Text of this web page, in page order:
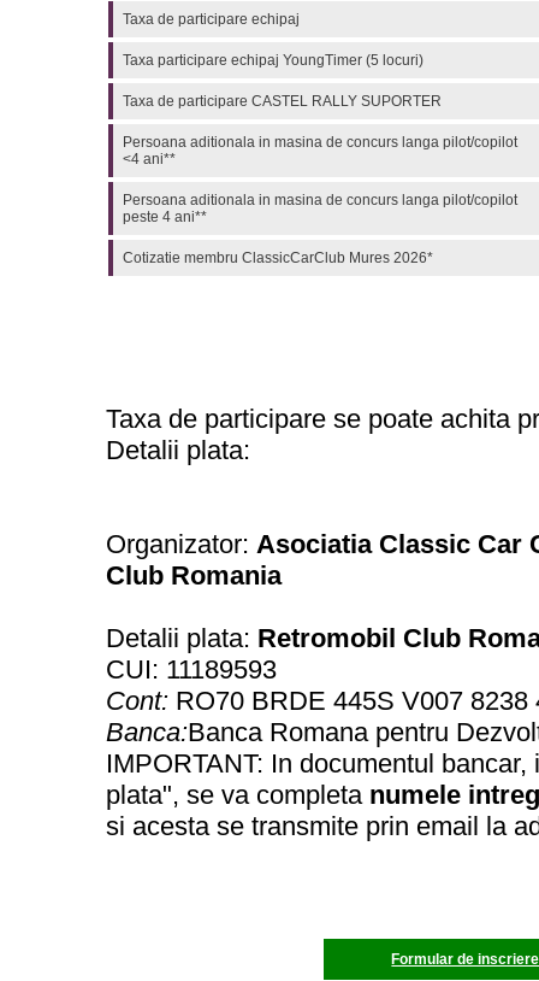
Taxa de participare echipaj
Taxa participare echipaj YoungTimer (5 locuri)
Taxa de participare CASTEL RALLY SUPORTER
Persoana aditionala in masina de concurs langa pilot/copilot
<4 ani**
Persoana aditionala in masina de concurs langa pilot/copilot
peste 4 ani**
Cotizatie membru ClassicCarClub Mures 2026*
Taxa de participare se poate achita
Detalii plata:
Organizator: Asociatia Classic Car
Club Romania
Detalii plata: Retromobil Club
CUI: 11189593
Cont:RO70 BRDE 445S V007 8238
Banca:Banca Romana pentru
IMPORTANT: In documentul
plata", se va completa numele
si acesta se transmite prin email la
Formular de inscriere